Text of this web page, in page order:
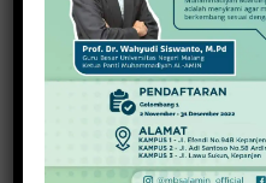
17 Maret 2024